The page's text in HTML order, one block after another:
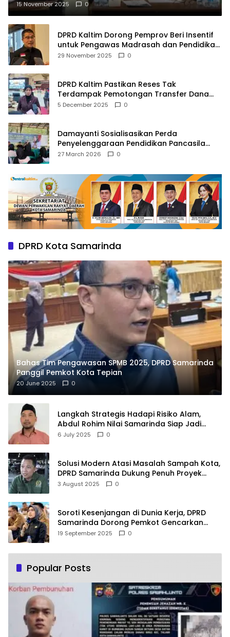
15 November 2025 0
DPRD Kaltim Dorong Pemprov Beri Insentif
untuk Pengawas Madrasah dan Pendidikan
Agama
29 November 2025 0
DPRD Kaltim Pastikan Reses Tak
Terdampak Pemotongan Transfer Dana
Pusat
5 December 2025 0
Damayanti Sosialisasikan Perda
Penyelenggaraan Pendidikan Pancasila
dan Wawasan Kebangsaan
27 March 2026 0
DPRD Kota Samarinda
Bahas Tim Pengawasan SPMB 2025, DPRD Samarinda
Panggil Pemkot Kota Tepian
20 June 2025 0
Langkah Strategis Hadapi Risiko Alam,
Abdul Rohim Nilai Samarinda Siap Jadi
Pusat Logistik Bencana Kalimantan
6 July 2025 0
Solusi Modern Atasi Masalah Sampah Kota,
DPRD Samarinda Dukung Penuh Proyek
PLTSA
3 August 2025 0
Soroti Kesenjangan di Dunia Kerja, DPRD
Samarinda Dorong Pemkot Gencarkan
Pemberdayaan Perempuan
19 September 2025 0
Popular Posts